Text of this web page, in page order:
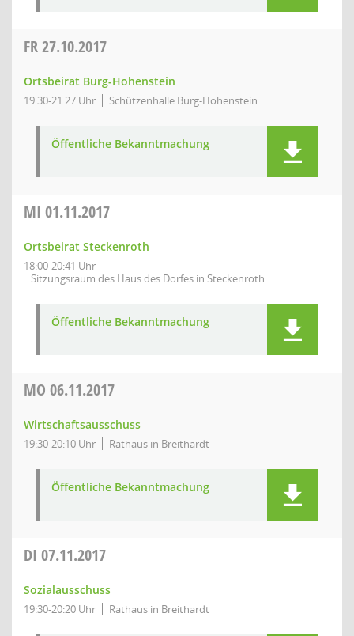
FR27.10.2017
Ortsbeirat Burg-Hohenstein
19:30-21:27 Uhr Schützenhalle Burg-Hohenstein
Öffentliche Bekanntmachung
MI 01.11.2017
Ortsbeirat Steckenroth
18:00-20:41 Uhr
Sitzungsraum des Haus des Dorfes in Steckenroth
Öffentliche Bekanntmachung
MO 06.11.2017
Wirtschaftsausschuss
19:30-20:10 Uhr Rathaus in Breithardt
Öffentliche Bekanntmachung
DI 07.11.2017
Sozialausschuss
19:30-20:20 Uhr Rathaus in Breithardt